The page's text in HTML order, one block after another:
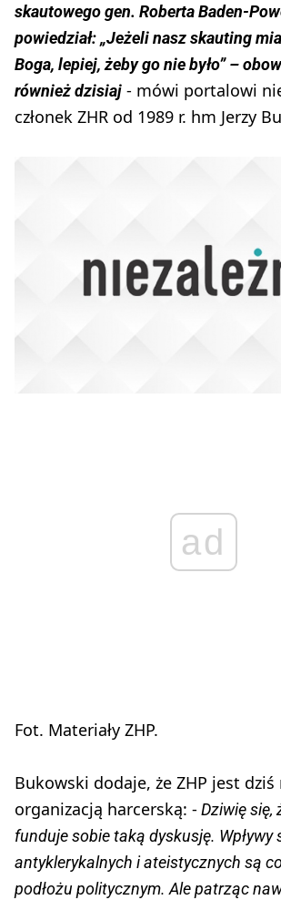
skautowego gen. Roberta Baden-
powiedział: „Jeżeli nasz skauting
Boga, lepiej, żeby go nie było” –
również dzisiaj - mówi portalowi
członek ZHR od 1989 r. hm Jerzy
ad
Fot. Materiały ZHP.
Bukowski dodaje, że ZHP jest dziś
organizacją harcerską: - Dziwię się,
funduje sobie taką dyskusję. Wpływy
antyklerykalnych i ateistycznych są
podłożu politycznym. Ale patrząc